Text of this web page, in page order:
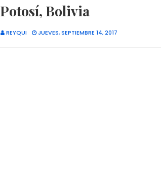
Potosí, Bolivia
REYQUI JUEVES, SEPTIEMBRE 14, 2017